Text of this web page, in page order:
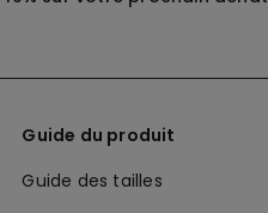
Guide du produit
Guide des tailles